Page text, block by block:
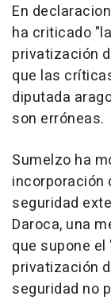
En
ha criticado
privatización
que las
diputada
son erróneas.
Sumelzo ha
incorporación
seguridad
Daroca, una
que supone
privatización
seguridad no